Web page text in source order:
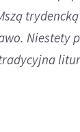
Niestety
tradycyjna